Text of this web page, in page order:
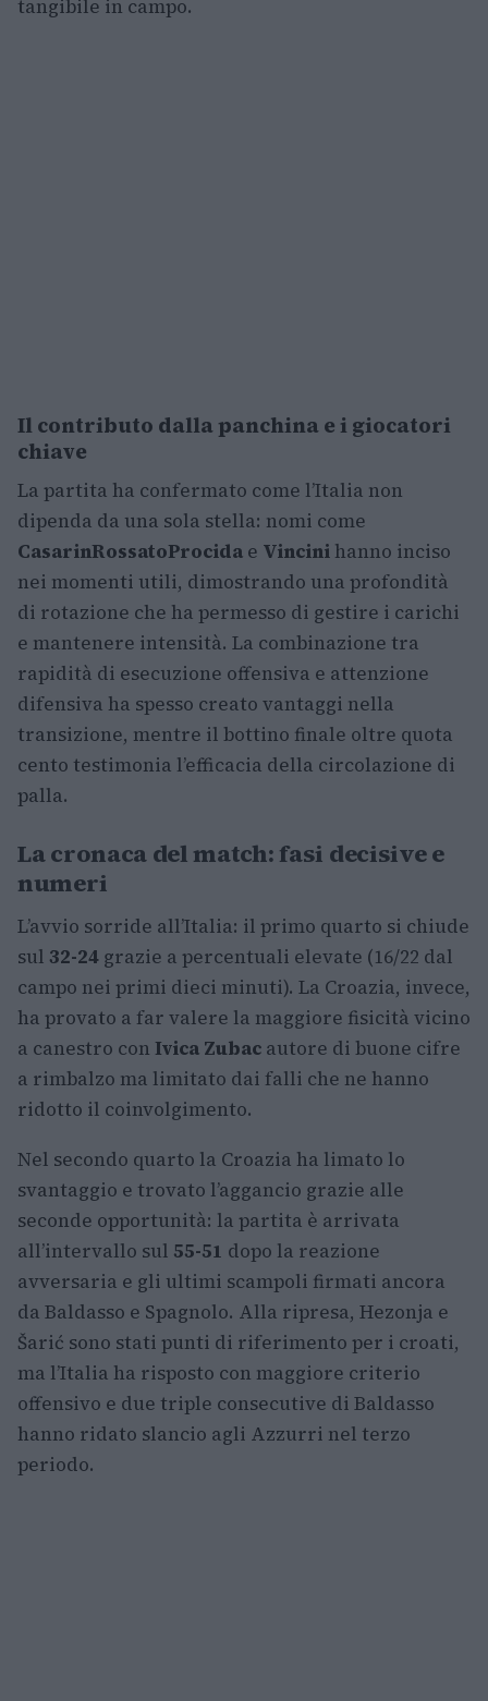
tangibile in campo.
Il contributo dalla panchina e i giocatori
chiave
La partita ha confermato come l’Italia non
dipenda da una sola stella: nomi come
CasarinRossatoProcida e Vincini hanno inciso
nei momenti utili, dimostrando una profondità
di rotazione che ha permesso di gestire i carichi
e mantenere intensità. La combinazione tra
rapidità di esecuzione offensiva e attenzione
difensiva ha spesso creato vantaggi nella
transizione, mentre il bottino finale oltre quota
cento testimonia l’efficacia della circolazione di
palla.
La cronaca del match: fasi decisive e
numeri
L’avvio sorride all’Italia: il primo quarto si chiude
sul 32-24 grazie a percentuali elevate (16/22 dal
campo nei primi dieci minuti). La Croazia, invece,
ha provato a far valere la maggiore fisicità vicino
a canestro con Ivica Zubac autore di buone cifre
a rimbalzo ma limitato dai falli che ne hanno
ridotto il coinvolgimento.
Nel secondo quarto la Croazia ha limato lo
svantaggio e trovato l’aggancio grazie alle
seconde opportunità: la partita è arrivata
all’intervallo sul 55-51 dopo la reazione
avversaria e gli ultimi scampoli firmati ancora
da Baldasso e Spagnolo. Alla ripresa, Hezonja e
Šarić sono stati punti di riferimento per i croati,
ma l’Italia ha risposto con maggiore criterio
offensivo e due triple consecutive di Baldasso
hanno ridato slancio agli Azzurri nel terzo
periodo.